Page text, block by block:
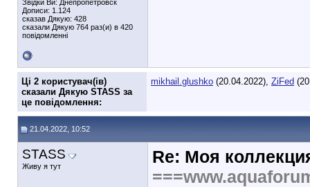
Звідки Ви: Днепропетровск
Дописи: 1.124
сказав Дякую: 428
сказали Дякую 764 раз(и) в 420
повідомленні
Ці 2 користувач(ів)
сказали Дякую STASS за
це повідомлення:
mikhail.glushko (20.04.2022), ZiFed
21.04.2022, 10:52
STASS
Живу я тут
Re: Моя